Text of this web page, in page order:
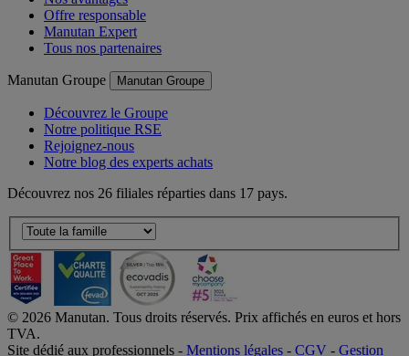
Offre responsable
Manutan Expert
Tous nos partenaires
Manutan Groupe Manutan Groupe
Découvrez le Groupe
Notre politique RSE
Rejoignez-nous
Notre blog des experts achats
Découvrez nos 26 filiales réparties dans 17 pays.
© 2026 Manutan. Tous droits réservés. Prix affichés en euros et hors
TVA.
Site dédié aux professionnels - Mentions légales - CGV - Gestion